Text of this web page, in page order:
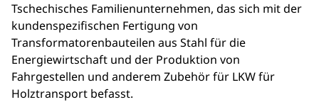
Tschechisches Familienunternehmen, das sich mit der
kundenspezifischen Fertigung von
Transformatorenbauteilen aus Stahl für die
Energiewirtschaft und der Produktion von
Fahrgestellen und anderem Zubehör für LKW für
Holztransport befasst.